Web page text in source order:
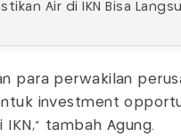
Air di IKN Bisa
para perwakilan
investment
IKN," tambah Agung.